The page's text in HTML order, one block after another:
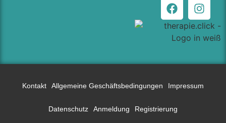
Kontakt Allgemeine Geschäftsbedingungen Impressum
Datenschutz Anmeldung Registrierung